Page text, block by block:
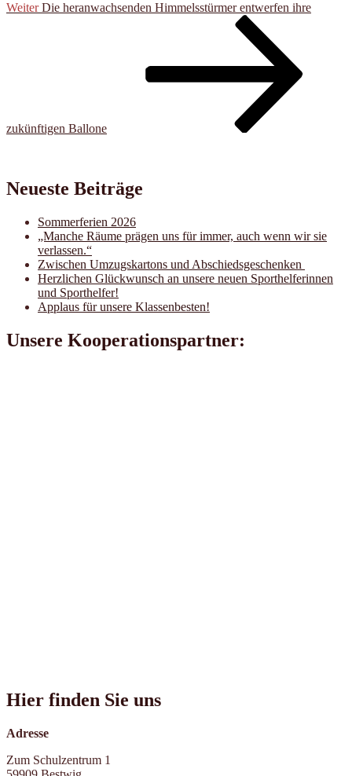
Nächster
Weiter Die heranwachsenden Himmelsstürmer entwerfen ihre
zukünftigen Ballone
Neueste Beiträge
Sommerferien 2026
„Manche Räume prägen uns für immer, auch wenn wir sie
verlassen.“
Zwischen Umzugskartons und Abschiedsgeschenken
Herzlichen Glückwunsch an unsere neuen Sporthelferinnen
und Sporthelfer!
Applaus für unsere Klassenbesten!
Unsere Kooperationspartner:
Hier finden Sie uns
Adresse
Zum Schulzentrum 1